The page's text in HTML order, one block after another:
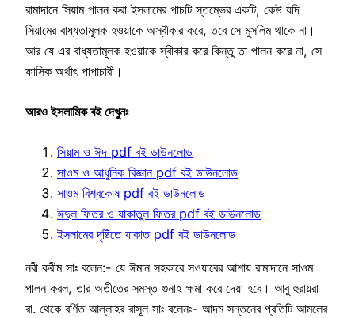
রামাদানে সিয়াম পালন করা ইসলামের পাচটি স্তম্ভের একটি, কেউ যদি
সিয়ামের বাধ্যতামূলক হওয়াকে অস্বীকার করে, তবে সে মুসলিম থাকে না।
আর যে এর বাধ্যতামূলক হওয়াকে স্বীকার করে কিন্তু তা পালন করে না, সে
ফাসিক অর্থাৎ পাপাচারী।
আরও ইসলামিক বই দেখুনঃ
সিয়াম ও ঈদ pdf বই ডাউনলোড
সাওম ও আধুনিক বিজ্ঞান pdf বই ডাউনলোড
সাওম বিশ্বকোষ pdf বই ডাউনলোড
ঈদুল ফিতর ও যাকাতুল ফিতর pdf বই ডাউনলোড
ইসলামের দৃষ্টিতে যাকাত pdf বই ডাউনলোড
নবী করীম সাঃ বলেন:- যে ঈমান সহকারে সওয়াবের আশায় রামাদানে সাওম
পালন করল, তার অতীতের সমস্ত গুনাহ ক্ষমা করে দেয়া হবে। আবু হুরায়রা
রা. থেকে বর্ণিত আল্লাহর রাসূল সাঃ বলেনঃ- আদম সন্তনের প্রতিটি আমলের